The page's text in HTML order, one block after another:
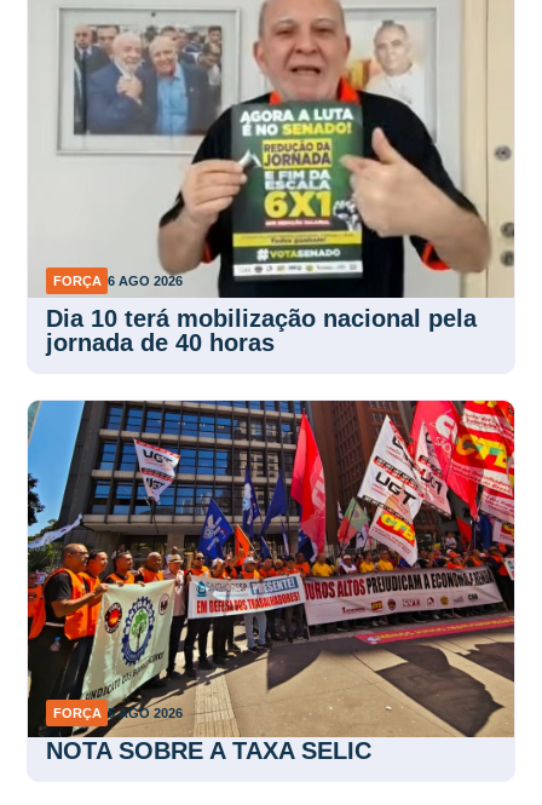
FORÇA 6 AGO 2026
Dia 10 terá mobilização nacional pela
jornada de 40 horas
FORÇA 5 AGO 2026
NOTA SOBRE A TAXA SELIC